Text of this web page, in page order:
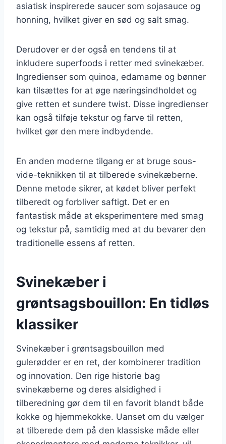
asiatisk inspirerede saucer som sojasauce og
honning, hvilket giver en sød og salt smag.
Derudover er der også en tendens til at
inkludere superfoods i retter med svinekæber.
Ingredienser som quinoa, edamame og bønner
kan tilsættes for at øge næringsindholdet og
give retten et sundere twist. Disse ingredienser
kan også tilføje tekstur og farve til retten,
hvilket gør den mere indbydende.
En anden moderne tilgang er at bruge sous-
vide-teknikken til at tilberede svinekæberne.
Denne metode sikrer, at kødet bliver perfekt
tilberedt og forbliver saftigt. Det er en
fantastisk måde at eksperimentere med smag
og tekstur på, samtidig med at du bevarer den
traditionelle essens af retten.
Svinekæber i
grøntsagsbouillon: En tidløs
klassiker
Svinekæber i grøntsagsbouillon med
gulerødder er en ret, der kombinerer tradition
og innovation. Den rige historie bag
svinekæberne og deres alsidighed i
tilberedning gør dem til en favorit blandt både
kokke og hjemmekokke. Uanset om du vælger
at tilberede dem på den klassiske måde eller